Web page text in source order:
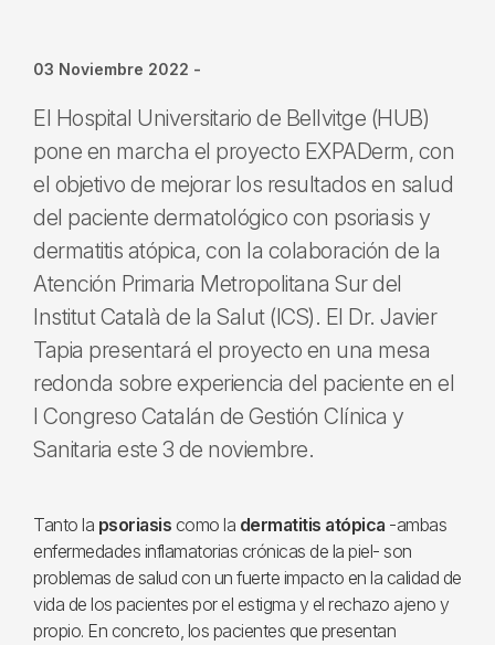
03 Noviembre 2022 -
El Hospital Universitario de Bellvitge (HUB)
pone en marcha el proyecto EXPADerm, con
el objetivo de mejorar los resultados en salud
del paciente dermatológico con psoriasis y
dermatitis atópica, con la colaboración de la
Atención Primaria Metropolitana Sur del
Institut Català de la Salut (ICS). El Dr. Javier
Tapia presentará el proyecto en una mesa
redonda sobre experiencia del paciente en el
I Congreso Catalán de Gestión Clínica y
Sanitaria este 3 de noviembre.
Tanto la psoriasis como la dermatitis atópica -ambas
enfermedades inflamatorias crónicas de la piel- son
problemas de salud con un fuerte impacto en la calidad de
vida de los pacientes por el estigma y el rechazo ajeno y
propio. En concreto, los pacientes que presentan